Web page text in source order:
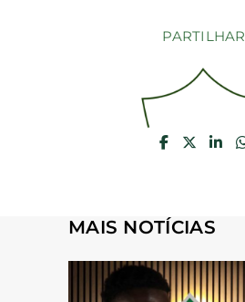
PARTILHAR
MAIS NOTÍCIAS